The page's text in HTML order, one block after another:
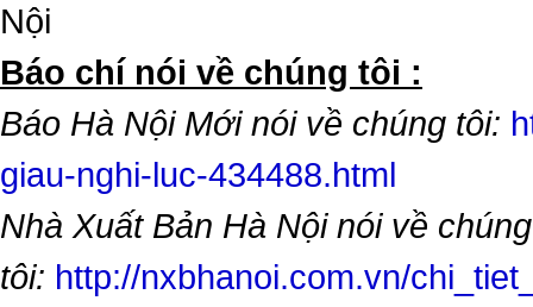
Nội
​Báo chí nói về chúng tôi :
Báo Hà Nội Mới nói về chúng tôi:
giau-nghi-luc-434488.html
Nhà Xuất Bản Hà Nội nói về chúng
tôi: http://nxbhanoi.com.vn/